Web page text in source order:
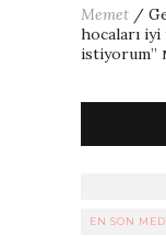
Memet /
hocaları iyi
istiyorum”
EN SON